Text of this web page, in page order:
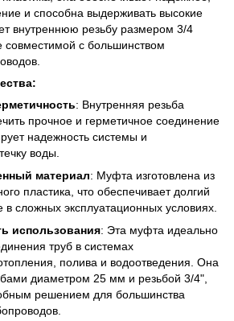
и способна выдерживать высокие
внутреннюю резьбу размером 3/4
совместимой с большинством
: Внутренняя резьба
прочное и герметичное соединение
надежность системы и
воды.
материал: Муфта изготовлена из
пластика, что обеспечивает долгий
сложных эксплуатационных условиях.
использования: Эта муфта идеально
труб в системах
полива и водоотведения. Она
диаметром 25 мм и резьбой 3/4",
решением для большинства